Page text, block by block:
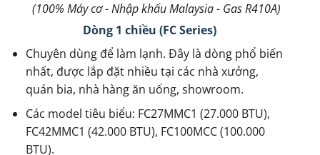
(100% Máy cơ - Nhập khẩu Malaysia - Gas R410A)
Dòng 1 chiều (FC Series)
Chuyên dùng để làm lạnh. Đây là dòng phổ biến
nhất, được lắp đặt nhiều tại các nhà xưởng,
quán bia, nhà hàng ăn uống, showroom.
Các model tiêu biểu: FC27MMC1 (27.000 BTU),
FC42MMC1 (42.000 BTU), FC100MCC (100.000
BTU).